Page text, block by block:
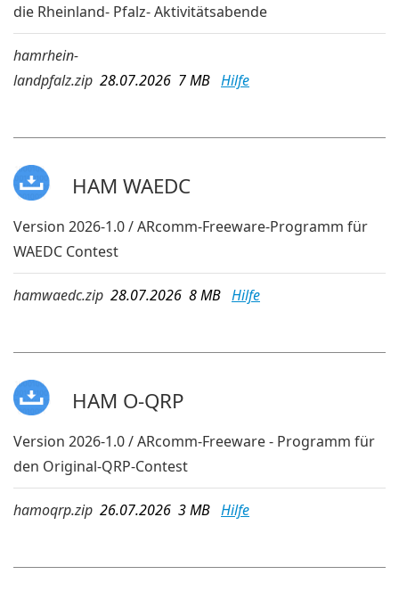
die Rheinland- Pfalz- Aktivitätsabende
hamrhein-
landpfalz.zip 28.07.2026 7 MB Hilfe
HAM WAEDC
Version 2026-1.0 / ARcomm-Freeware-Programm für
WAEDC Contest
hamwaedc.zip 28.07.2026 8 MB Hilfe
HAM O-QRP
Version 2026-1.0 / ARcomm-Freeware - Programm für
den Original-QRP-Contest
hamoqrp.zip 26.07.2026 3 MB Hilfe